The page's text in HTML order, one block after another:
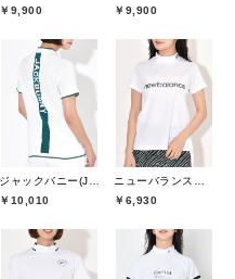
￥9,900
￥9,900
￥10,010
￥6,930